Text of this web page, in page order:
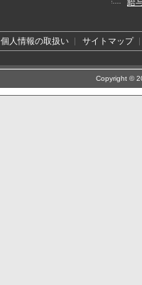
給
個人情報の取扱い サイトマップ
Copyright ©